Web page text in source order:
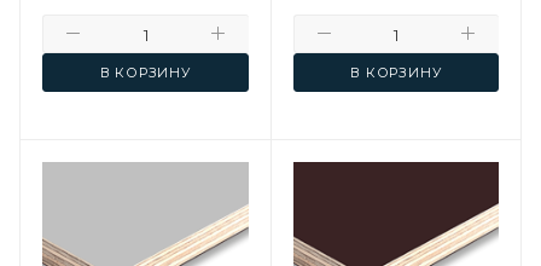
В КОРЗИНУ В КОРЗИНУ